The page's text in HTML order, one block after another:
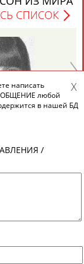
СПИСОК
ИЗ МИРА
СПИСОК
написать
любой
в нашей БД
/